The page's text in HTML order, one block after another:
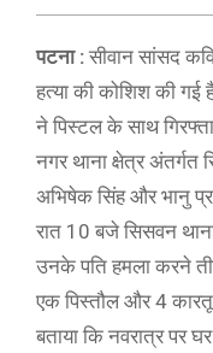
पटना : सीवान सांसद
हत्या की कोशिश की
ने पिस्टल के साथ
नगर थाना क्षेत्र अंतर्गत
अभिषेक सिंह और भानु
रात 10 बजे सिसवन
उनके पति हमला करने
एक पिस्तौल और 4
बताया कि नवरात्र पर